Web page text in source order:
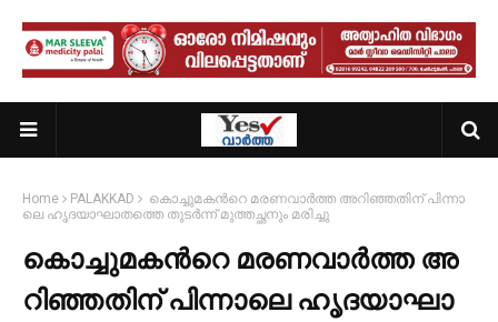
Home PALAKKAD
കൊ​ച്ചു​മ​ക​ന്‍റെ മ​ര​ണ​വാ​ർ​ത്ത അ​റി​ഞ്ഞ​തി​ന് പി​ന്നാ​
ലെ ഹൃ​ദ​യാ​ഘാ​ത​ത്തെ തു​ട​ർ​ന്ന് മു​ത്ത​ച്ഛ​നും മ​രി​ച്ചു
കൊ​ച്ചു​മ​ക​ന്‍റെ മ​ര​ണ​വാ​ർ​ത്ത അ​
റി​ഞ്ഞ​തി​ന് പി​ന്നാ​ലെ ഹൃ​ദ​യാ​ഘാ​